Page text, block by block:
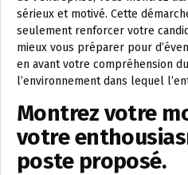
sérieux et motivé. Cette
seulement renforcer votre
mieux vous préparer pour
en avant votre compréhension
l’environnement dans lequel
Montrez votre
votre
poste proposé.